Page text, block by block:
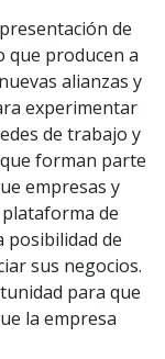
de
que producen a
alianzas y
experimentar
de trabajo y
forman parte
empresas y
de
posibilidad de
sus negocios.
para que
la empresa